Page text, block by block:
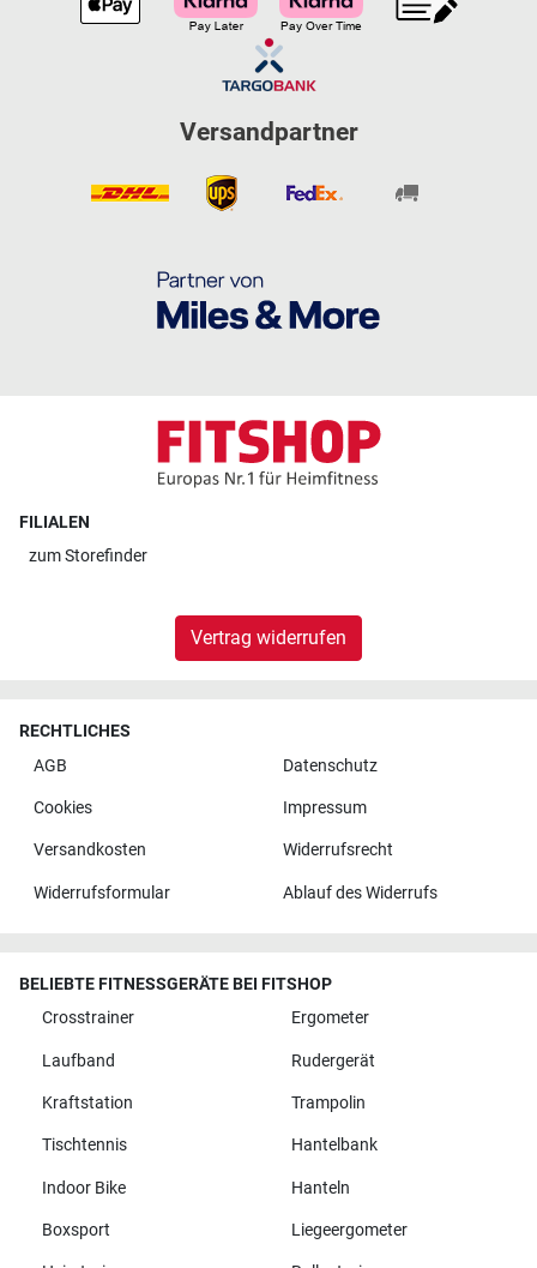
Versandpartner
FILIALEN
zumStorefinder
Vertrag widerrufen
RECHTLICHES
AGB
Datenschutz
Cookies Impressum
Versandkosten Widerrufsrecht
Widerrufsformular Ablauf des Widerrufs
BELIEBTE FITNESSGERÄTE BEI FITSHOP
Crosstrainer
Ergometer
Laufband Rudergerät
Kraftstation Trampolin
Tischtennis Hantelbank
Indoor Bike Hanteln
Boxsport Liegeergometer